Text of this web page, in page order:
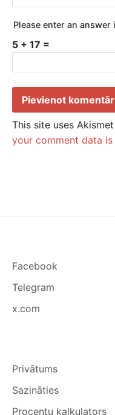
Please enter an answer
5 + 17 =
This site uses
your comment data is
Facebook
Telegram
x.com
Privātums
Sazināties
Procentu kalkulators